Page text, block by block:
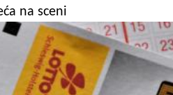
na sceni